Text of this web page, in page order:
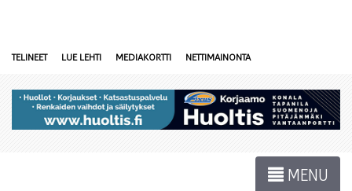
TELINEET LUE LEHTI MEDIAKORTTI NETTIMAINONTA
MENU